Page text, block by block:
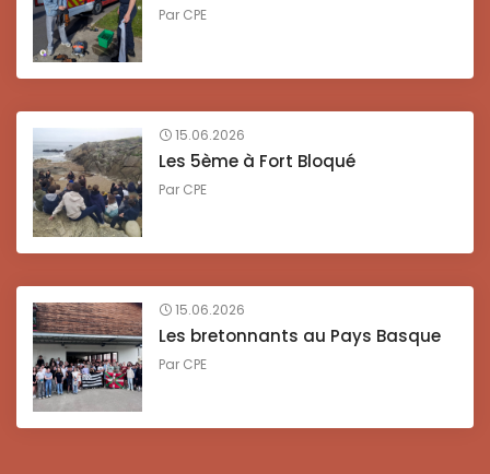
Par CPE
15.06.2026
Les 5ème à Fort Bloqué
Par CPE
15.06.2026
Les bretonnants au Pays Basque
Par CPE